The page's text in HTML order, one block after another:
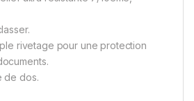
rivetage pour une protection
de dos.